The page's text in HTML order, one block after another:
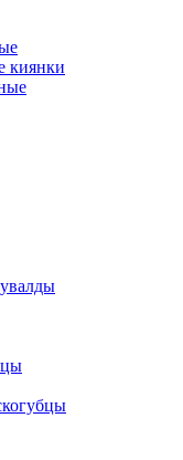
киянки